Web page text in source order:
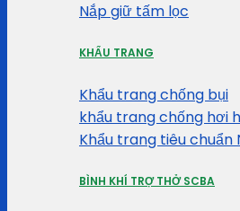
Nắp giữ tấm lọc
KHẨU TRANG
Khẩu trang chống bụi
khẩu trang chống hơi
Khẩu trang tiêu chuẩn
BÌNH KHÍ TRỢ THỞ SCBA